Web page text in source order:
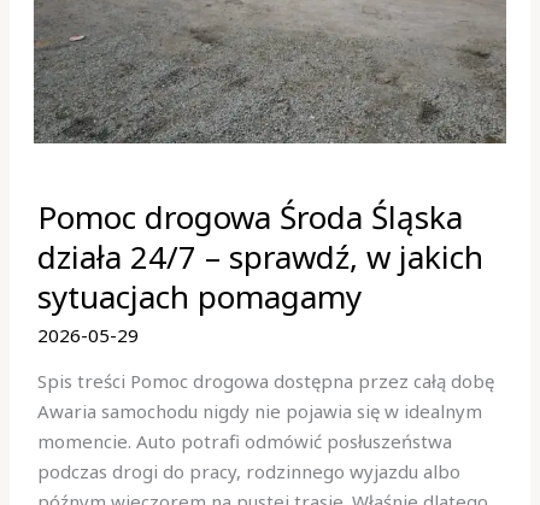
Pomoc drogowa Środa Śląska
działa 24/7 – sprawdź, w jakich
sytuacjach pomagamy
2026-05-29
Spis treści Pomoc drogowa dostępna przez całą dobę
Awaria samochodu nigdy nie pojawia się w idealnym
momencie. Auto potrafi odmówić posłuszeństwa
podczas drogi do pracy, rodzinnego wyjazdu albo
drogowa
Środa
Śląska
działa
24/7
sprawdź,
w
jakich
sytuacjach